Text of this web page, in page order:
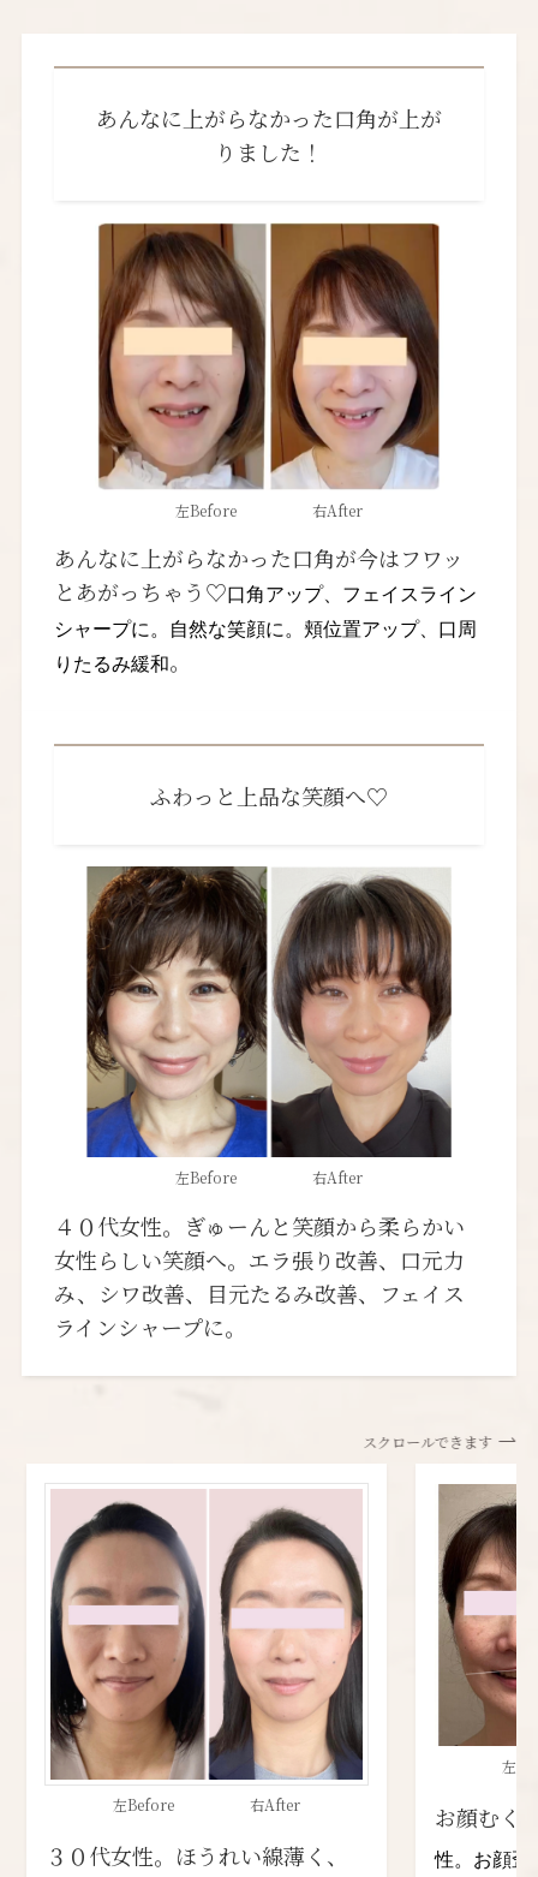
あんなに上がらなかった口角が上が
りました！
左Before 右After
あんなに上がらなかった口角が今はフワッ
とあがっちゃう♡ 口角アップ、フェイスライン
シャープに。自然な笑顔に。頬位置アップ、口周
りたるみ緩和。
ふわっと上品な笑顔へ♡
左Before 右After
４０代女性。ぎゅーんと笑顔から柔らかい
女性らしい笑顔へ。エラ張り改善、口元力
み、シワ改善、目元たるみ改善、フェイス
ラインシャープに。
スクロールできます
左Before 右After
３０代女性。ほうれい線薄く、
左
お顔むく
性。お顔歪